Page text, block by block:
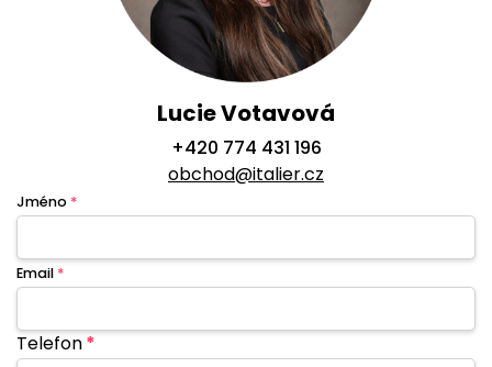
Lucie Votavová
+420 774 431 196
obchod@italier.cz
Jméno *
Email *
Telefon*